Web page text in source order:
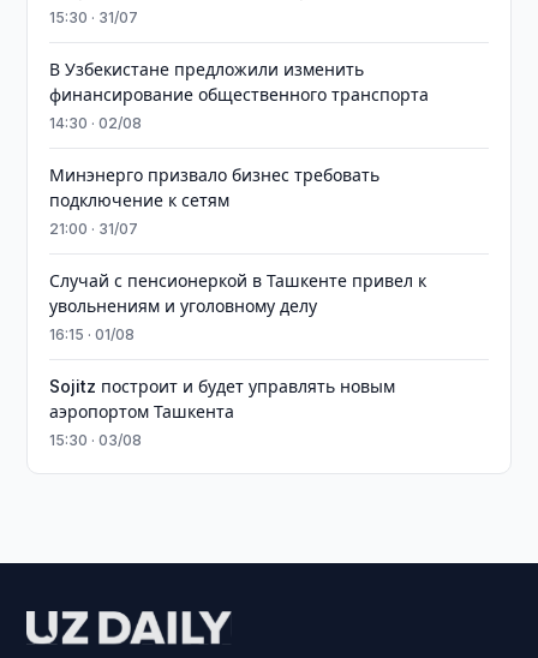
15:30 · 31/07
В Узбекистане предложили изменить
финансирование общественного транспорта
14:30 · 02/08
Минэнерго призвало бизнес требовать
подключение к сетям
21:00 · 31/07
Случай с пенсионеркой в Ташкенте привел к
увольнениям и уголовному делу
16:15 · 01/08
Sojitz построит и будет управлять новым
аэропортом Ташкента
15:30 · 03/08